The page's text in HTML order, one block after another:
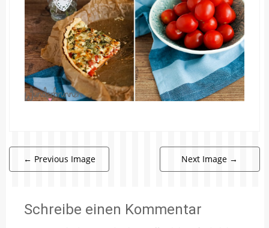
← Previous Image Next Image →
Schreibe einen Kommentar